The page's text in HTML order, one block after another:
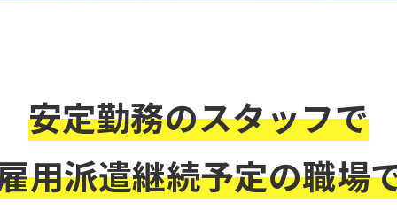
安定勤務のスタッフで
用派遣継続予定の職場